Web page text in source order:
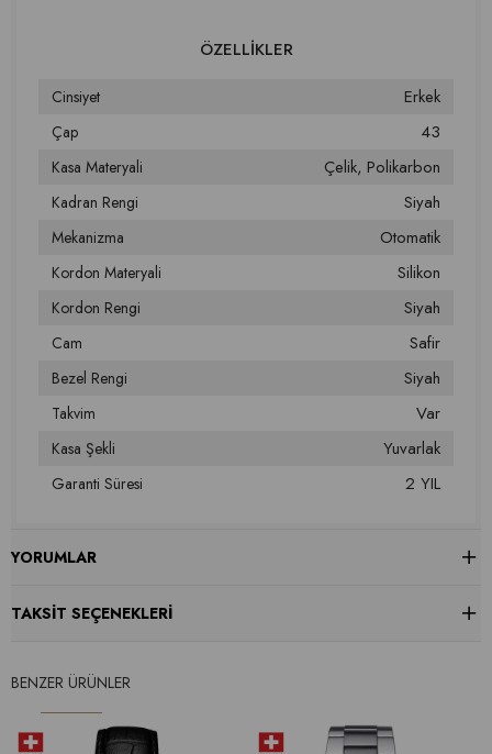
Cinsiyet Erkek
Çap 43
Kasa Materyali Çelik Polikarbon
Kadran Rengi Siyah
Mekanizma Otomatik
Kordon Materyali Silikon
Kordon Rengi Siyah
Cam Safir
Bezel Rengi Siyah
Takvim Var
Kasa Şekli Yuvarlak
Garanti Süresi 2 YIL
YORUMLAR
TAKSIT SEÇENEKLERI
BENZER ÜRÜNLER